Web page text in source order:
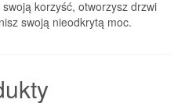
korzyść, otworzysz drzwi
swoją nieodkrytą moc.